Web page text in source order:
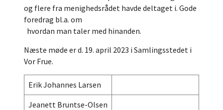
og flere fra menighedsrådet havde deltaget i. Gode
foredrag bl.a. om
hvordan man taler med hinanden.
Næste møde er d. 19. april 2023 i Samlingsstedet i
Vor Frue.
Erik Johannes Larsen
Jeanett Bruntse-Olsen